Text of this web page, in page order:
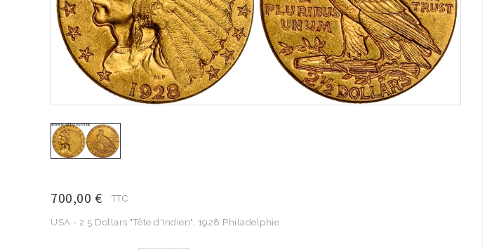
700,00 € TTC
USA - 2.5 Dollars "Tête d'Indien", 1928 Philadelphie